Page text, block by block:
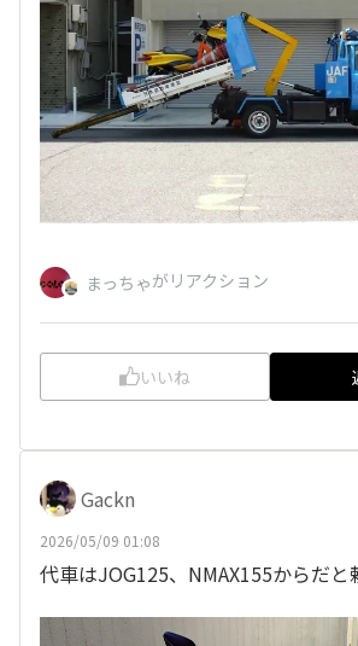
まっちゃがリアクション
いいね
Gackn
2026/05/09 01:08
代車はJOG125、NMAX155からだと